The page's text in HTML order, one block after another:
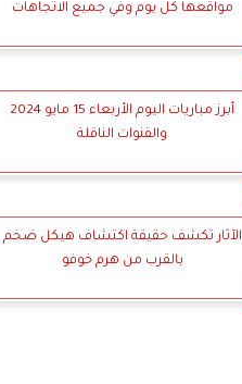
مواقعها كل يوم وفي جميع الاتجاهات
أبرز مباريات اليوم الأربعاء 15 مايو 2024
والقنوات الناقلة
الآثار تكشف حقيقة اكتشاف هيكل ضخم
بالقرب من هرم خوفو